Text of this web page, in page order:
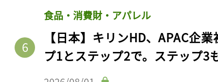
食品・消費財・アパレル
【日本】キリンHD、APAC企
プ1とステップ2で。ステップ3